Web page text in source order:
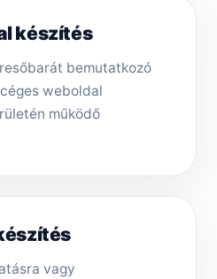
készítés
bemutatkozó
weboldal
működő
vagy